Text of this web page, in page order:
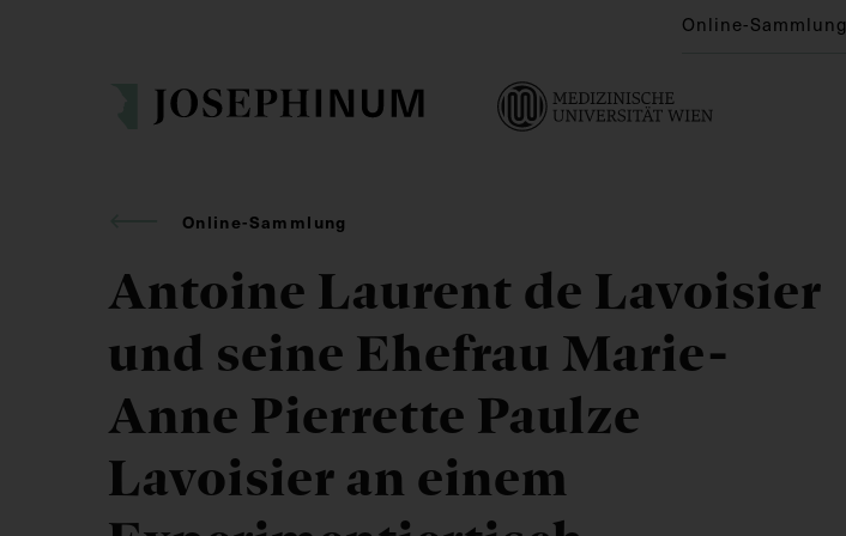
Online-Sammlung
Online-Sammlung
Antoine Laurent de Lavoisier
und seine Ehefrau Marie-
Anne Pierrette Paulze
Lavoisier an einem